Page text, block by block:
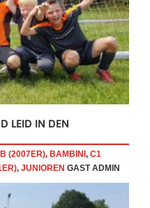
LEID IN DEN
B (2007ER), BAMBINI, C1
, JUNIOREN GAST ADMIN